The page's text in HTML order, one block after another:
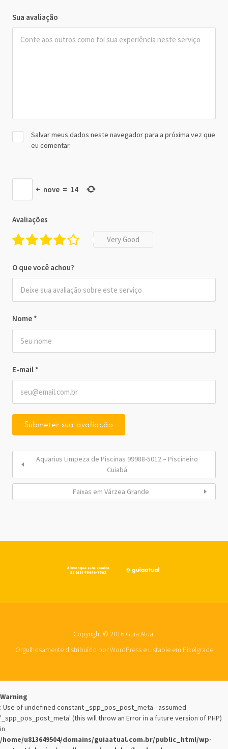
Sua avaliação
Nome *
E-mail *
Salvar meus dados neste navegador para a próxima vez que
eu comentar.
+ nove = 14
Avaliações
Very Good
O que você achou?
Aquarius Limpeza de Piscinas 99988-5012 – Piscineiro
Cuiabá
Faixas em Várzea Grande
Copyright © 2016 Guia Atual
Orgulhosamente distribuído por WordPress e Listableem Pixelgrade
Warning
: Use of undefined constant _spp_pos_post_meta - assumed
'_spp_pos_post_meta' (this will throw an Error in a future version of PHP)
in
/home/u813649504/domains/guiaatual.com.br/public_html/wp-